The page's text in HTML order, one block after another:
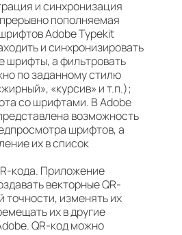
и синхронизация
пополняемая
Adobe Typekit
и синхронизировать
шрифты, а фильтровать
по заданному стилю
«курсив» и т.п.);
со шрифтами. В Adobe
возможность
шрифтов, а
их в список
кода. Приложение
векторные QR-
точности, изменять их
их в другие
QR-код можно